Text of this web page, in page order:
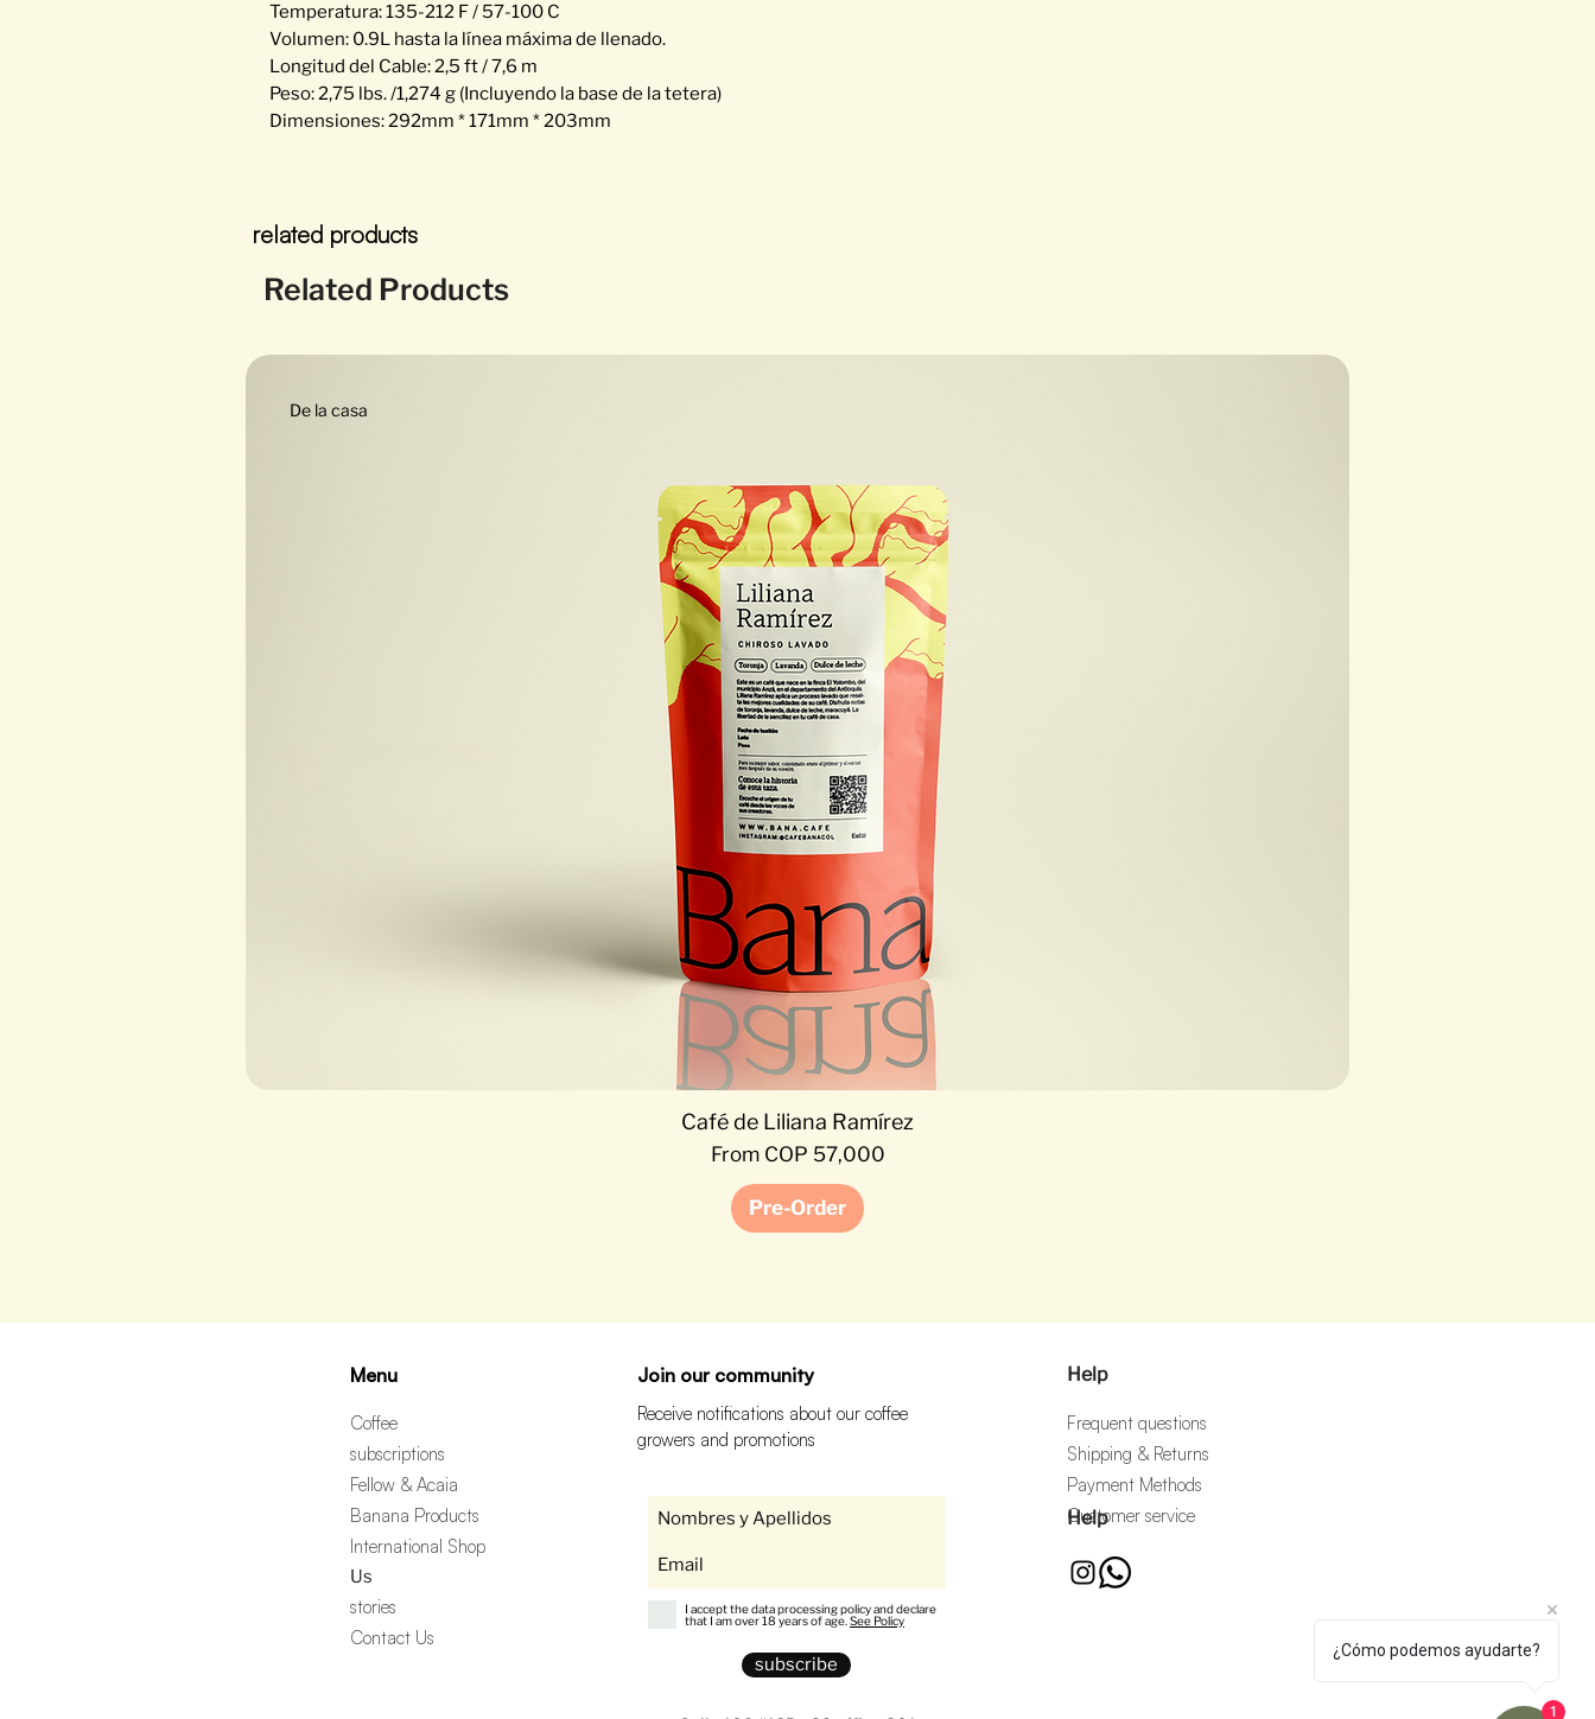
Temperatura: 135-212 F / 57-100 C
Volumen: 0.9L hasta la línea máxima de llenado.
Longitud del Cable: 2,5 ft / 7,6 m
Peso: 2,75 lbs. /1,274 g (Incluyendo la base de la tetera)
Dimensiones: 292mm * 171mm * 203mm
related products
Related Products
De la casa
Café de Liliana Ramírez
From COP 57,000
Sale Price
Pre-Order
Menu
Coffee
subscriptions
Fellow & Acaia
Banana Products
International Shop
Us
stories
Contact Us
Join our community
Receive notifications about our coffee
growers and promotions
I accept the data processing policy and declare
that I am over 18 years of age. See Policy
subscribe
Help
Help
Frequent questions
Shipping & Returns
Payment Methods
Customer service
¿Cómo podemos ayudarte?
1